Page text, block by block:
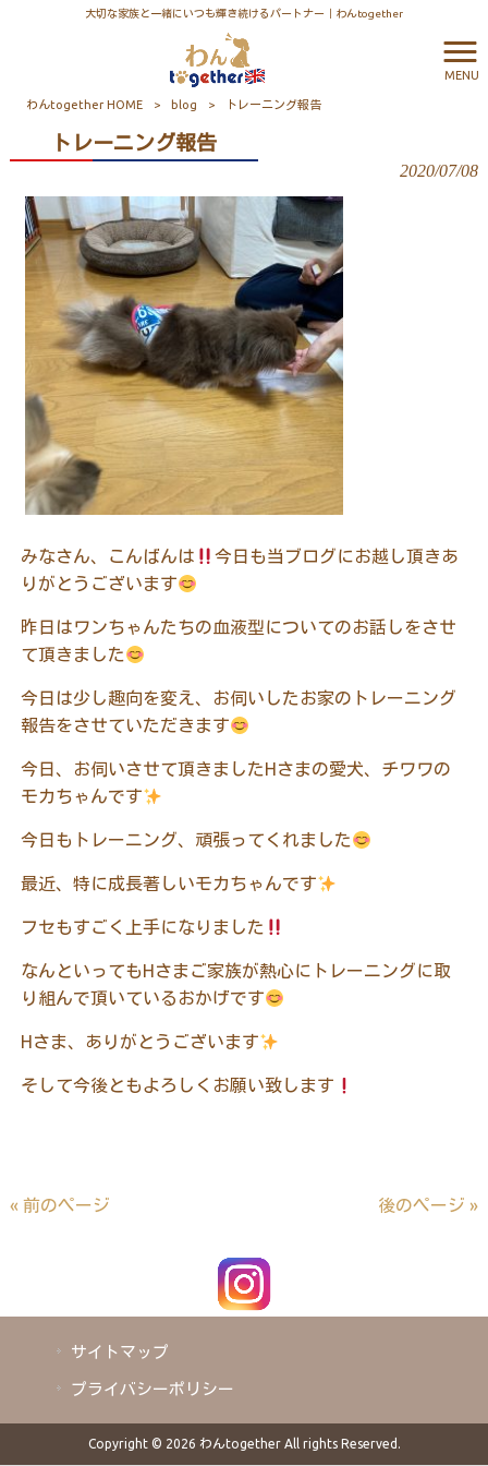
大切な家族と一緒にいつも輝き続けるパートナー｜わんtogether
MENU
わんtogether HOME > blog > トレーニング報告
トレーニング報告
2020/07/08
みなさん、こんばんは
今日も当ブログにお越し頂きあ
りがとうございます
昨日はワンちゃんたちの血液型についてのお話しをさせ
て頂きました
今日は少し趣向を変え、お伺いしたお家のトレーニング
報告をさせていただきます
今日、お伺いさせて頂きましたHさまの愛犬、チワワの
モカちゃんです
今日もトレーニング、頑張ってくれました
最近、特に成長著しいモカちゃんです
フセもすごく上手になりました
なんといってもHさまご家族が熱心にトレーニングに取
り組んで頂いているおかげです
Hさま、ありがとうございます
そして今後ともよろしくお願い致します
« 前のページ 後のページ »
サイトマップ
プライバシーポリシー
Copyright © 2026 わんtogether All rights Reserved.